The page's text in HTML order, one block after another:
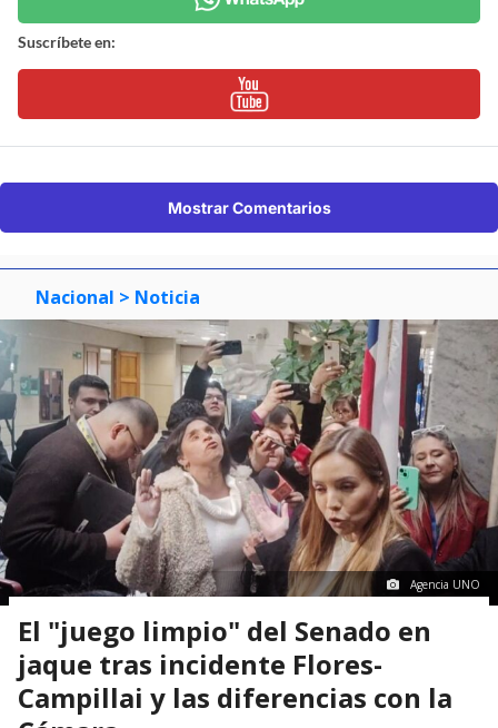
Suscríbete en:
Mostrar Comentarios
Nacional > Noticia
Agencia UNO
El "juego limpio" del Senado en
jaque tras incidente Flores-
Campillai y las diferencias con la